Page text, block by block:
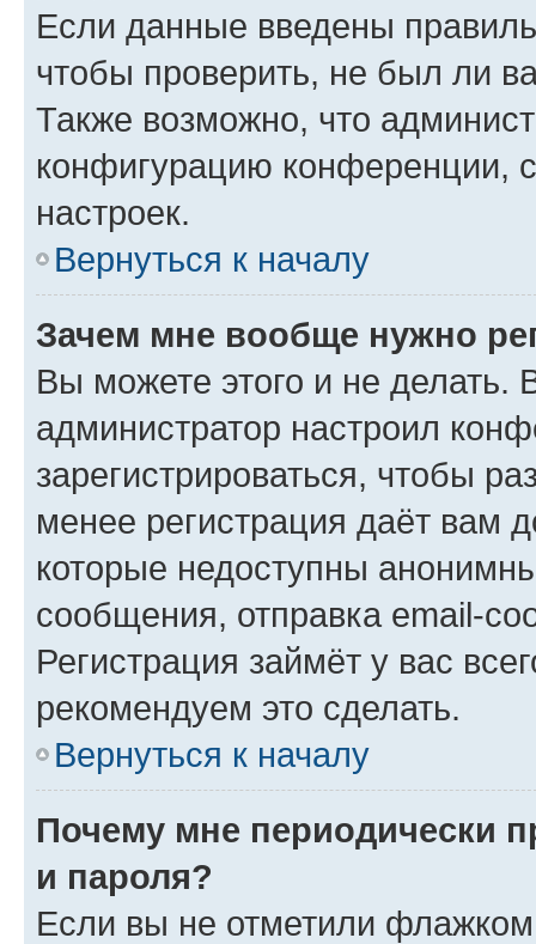
Если данные введены
чтобы проверить, не был ли
Также возможно, что
конфигурацию конференции,
настроек.
Вернуться к началу
Зачем мне вообще нужно
Вы можете этого и не делать.
администратор настроил
зарегистрироваться, чтобы
менее регистрация даёт вам
которые недоступны
сообщения, отправка email-
Регистрация займёт у вас
рекомендуем это сделать.
Вернуться к началу
Почему мне периодически
и пароля?
Если вы не отметили